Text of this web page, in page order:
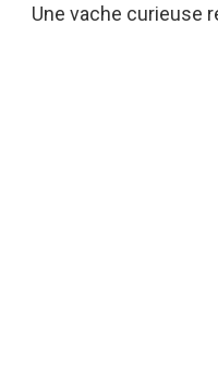
Une vache curieuse